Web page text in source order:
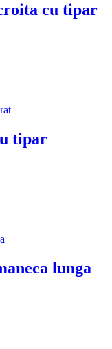
cu tipar
tipar
lunga